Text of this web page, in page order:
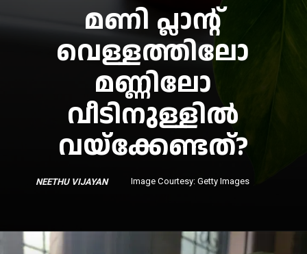
NEETHU VIJAYAN
മണി പ്ലാൻ്റ്
വെള്ളത്തിലോ
മണ്ണിലോ
വീടിനുള്ളിൽ
Image Courtesy: Getty Images